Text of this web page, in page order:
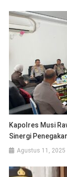
Kapolres Musi
Sinergi
Agustus 11, 2025